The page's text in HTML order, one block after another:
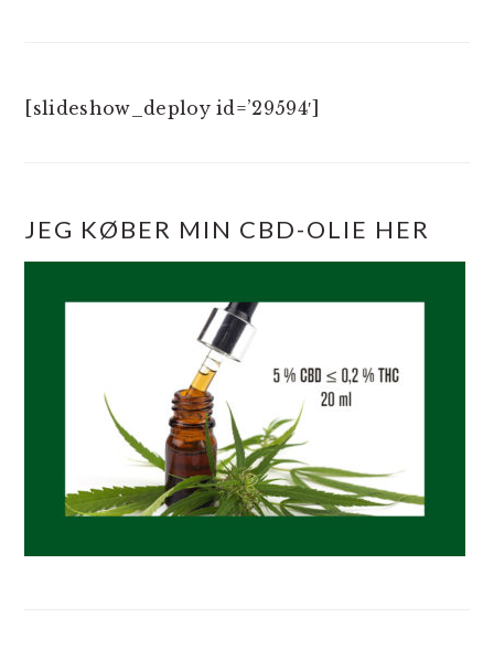
[slideshow_deploy id=’29594′]
JEG KØBER MIN CBD-OLIE HER